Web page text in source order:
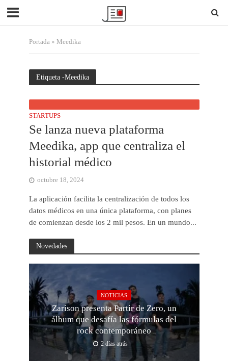
Portada» Meedika
Etiqueta -Meedika
STARTUPS
Se lanza nueva plataforma
Meedika, app que centraliza el
historial médico
octubre 18, 2024
La aplicación facilita la centralización de todos los
datos médicos en una única plataforma, con planes
de comienzan desde los 2 mil pesos. En un mundo...
Novedades
NOTICIAS
Zarison presenta Partir de Zero, un
álbum que desafía las fórmulas del
rock contemporáneo
2 días atrás